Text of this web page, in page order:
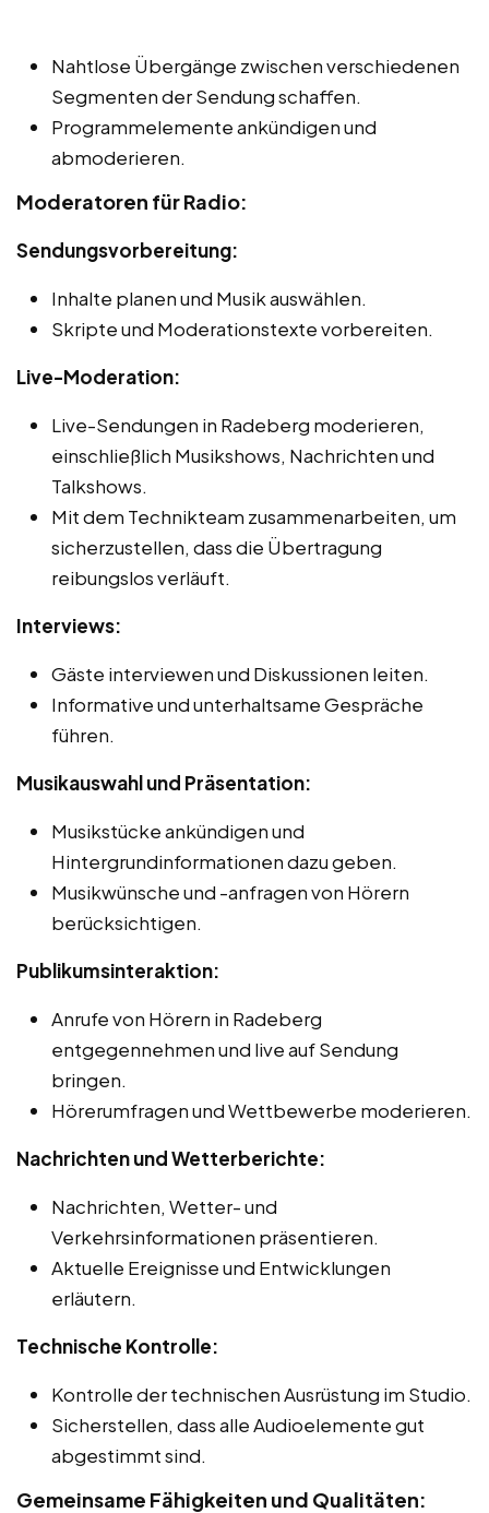
Nahtlose Übergänge zwischen verschiedenen
Segmenten der Sendung schaffen.
Programmelemente ankündigen und
abmoderieren.
Moderatoren für Radio:
Sendungsvorbereitung:
Inhalte planen und Musik auswählen.
Skripte und Moderationstexte vorbereiten.
Live-Moderation:
Live-Sendungen in Radeberg moderieren,
einschließlich Musikshows, Nachrichten und
Talkshows.
Mit dem Technikteam zusammenarbeiten, um
sicherzustellen, dass die Übertragung
reibungslos verläuft.
Interviews:
Gäste interviewen und Diskussionen leiten.
Informative und unterhaltsame Gespräche
führen.
Musikauswahl und Präsentation:
Musikstücke ankündigen und
Hintergrundinformationen dazu geben.
Musikwünsche und -anfragen von Hörern
berücksichtigen.
Publikumsinteraktion:
Anrufe von Hörern in Radeberg
entgegennehmen und live auf Sendung
bringen.
Hörerumfragen und Wettbewerbe moderieren.
Nachrichten und Wetterberichte:
Nachrichten, Wetter- und
Verkehrsinformationen präsentieren.
Aktuelle Ereignisse und Entwicklungen
erläutern.
Technische Kontrolle:
Kontrolle der technischen Ausrüstung im Studio.
Sicherstellen, dass alle Audioelemente gut
abgestimmt sind.
Gemeinsame Fähigkeiten und Qualitäten: